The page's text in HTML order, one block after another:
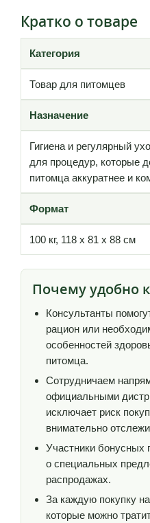
Кратко о товаре
Категория
Товар для питомцев
Назначение
Гигиена и регулярный
для процедур, которые
питомца аккуратнее и
Формат
100 кг, 118 х 81 х 88 см
Почему удобно
Консультанты
рацион или
особенностей
питомца.
Сотрудничаем
официальными
исключает риск
внимательно
Участники бонусных
о специальных
распродажах.
За каждую покупку
которые можно